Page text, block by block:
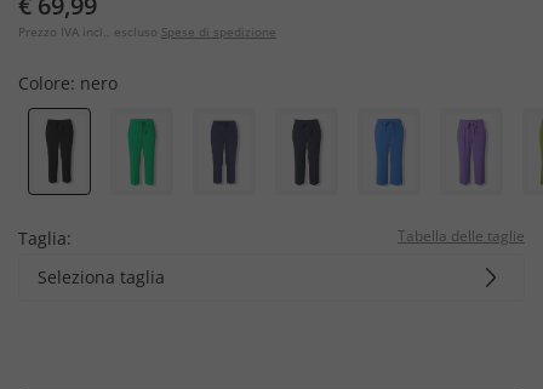
Prezzo IVA incl., escluso Spese di spedizione
Colore: nero
Taglia: Tabella delle taglie
Seleziona taglia